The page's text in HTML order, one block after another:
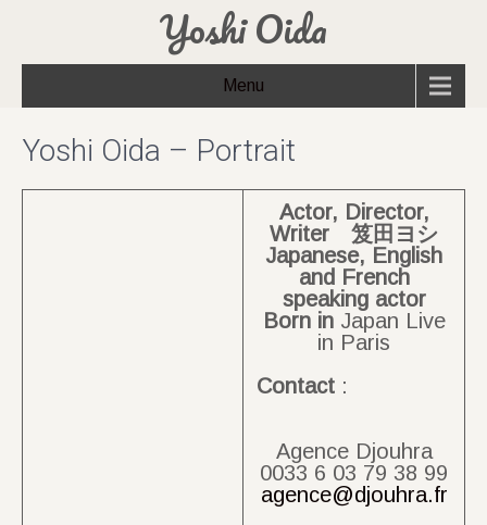
Yoshi Oida
Menu
Yoshi Oida – Portrait
Actor, Director,
Writer 笈田ヨシ
Japanese, English
and French
speaking actor
Born inJapan Live
in Paris
Contact:
Agence Djouhra
0033 6 03 79 38 99
agence@djouhra.fr